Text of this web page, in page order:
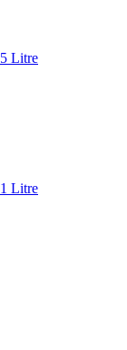
Litre
Litre